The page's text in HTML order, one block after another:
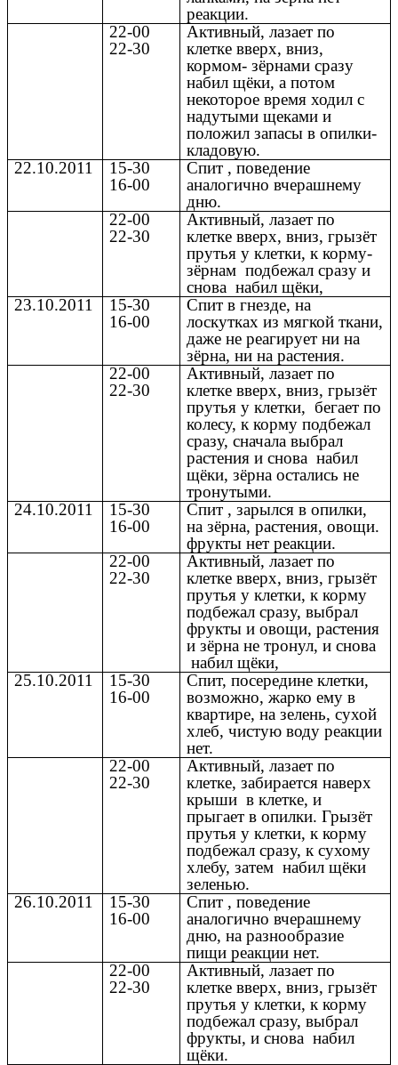
реакции.
22-00
22-30
Активный, лазает по
клетке вверх, вниз,
кормом- зёрнами сразу
набил щёки, а потом
некоторое время ходил с
надутыми щеками и
положил запасы в опилки-
кладовую.
22.10.2011
15-30
16-00
Спит , поведение
аналогично вчерашнему
дню.
22-00
22-30
Активный, лазает по
клетке вверх, вниз, грызёт
прутья у клетки, к корму-
зёрнам подбежал сразу и
снова набил щёки,
23.10.2011
15-30
16-00
Спит в гнезде, на
лоскутках из мягкой ткани,
даже не реагирует ни на
зёрна, ни на растения.
22-00
22-30
Активный, лазает по
клетке вверх, вниз, грызёт
прутья у клетки, бегает по
колесу, к корму подбежал
сразу, сначала выбрал
растения и снова набил
щёки, зёрна остались не
тронутыми.
24.10.2011
15-30
16-00
Спит , зарылся в опилки,
на зёрна, растения, овощи.
фрукты нет реакции.
22-00
22-30
Активный, лазает по
клетке вверх, вниз, грызёт
прутья у клетки, к корму
подбежал сразу, выбрал
фрукты и овощи, растения
и зёрна не тронул, и снова
набил щёки,
25.10.2011
15-30
16-00
Спит, посередине клетки,
возможно, жарко ему в
квартире, на зелень, сухой
хлеб, чистую воду реакции
нет.
22-00
22-30
Активный, лазает по
клетке, забирается наверх
крыши в клетке, и
прыгает в опилки. Грызёт
прутья у клетки, к корму
подбежал сразу, к сухому
хлебу, затем набил щёки
зеленью.
26.10.2011
15-30
16-00
Спит , поведение
аналогично вчерашнему
дню, на разнообразие
пищи реакции нет.
22-00
22-30
Активный, лазает по
клетке вверх, вниз, грызёт
прутья у клетки, к корму
подбежал сразу, выбрал
фрукты, и снова набил
щёки.